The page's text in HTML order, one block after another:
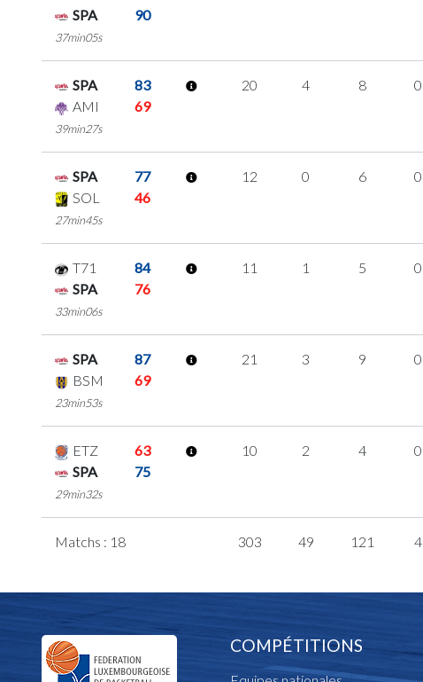
SPA
90
37min05s
SPA
83
AMI
69
39min27s
20 4 8 0
SPA
77
SOL
46
27min45s
12 0 6 0
T71
84
SPA
76
33min06s
11 1 5 0
SPA
87
BSM
69
23min53s
21 3 9 0
ETZ
63
SPA
75
29min32s
10 2 4 0
Matchs : 18 303 49 121 4
COMPÉTITIONS